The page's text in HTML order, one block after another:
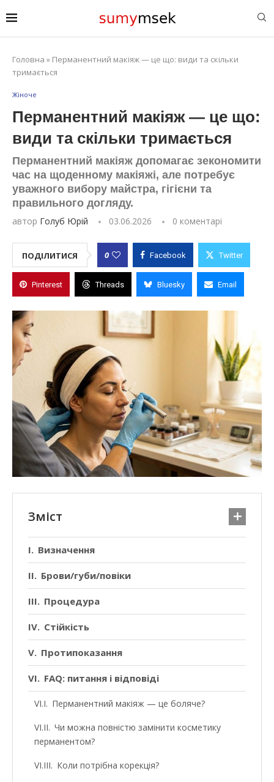
Головна » Перманентний макіяж — це що: види та скільки
тримається
Жіноче
Перманентний макіяж — це що:
види та скільки тримається
Перманентний макіяж допомагає зекономити
час на щоденному макіяжі, але потребує
уважного вибору майстра, гігієни та
правильного догляду.
автор Голуб Юрій 03.06.2026 0 коментарі
ПОДІЛИТИСЯ 0 Facebook Twitter
Pinterest Threads Bluesky Email
Зміст
Визначення
Брови/губи/повіки
Процедура
Стійкість
Протипоказання
FAQ: питання і відповіді
Перманентний макіяж — це боляче?
Чи можна повністю замінити косметику
перманентом?
Коли потрібна корекція?